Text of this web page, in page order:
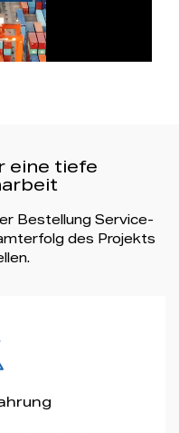
eine tiefe
Bestellung Service-
des Projekts